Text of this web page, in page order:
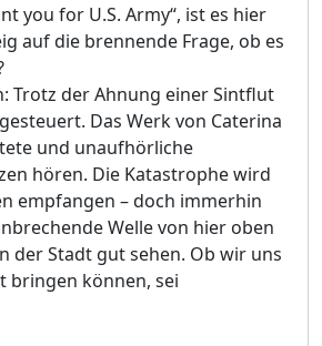
you for U.S. Army“, ist es hier
auf die brennende Frage, ob es
Trotz der Ahnung einer Sintflut
Das Werk von Caterina
und unaufhörliche
hören. Die Katastrophe wird
empfangen – doch immerhin
Welle von hier oben
der Stadt gut sehen. Ob wir uns
bringen können, sei